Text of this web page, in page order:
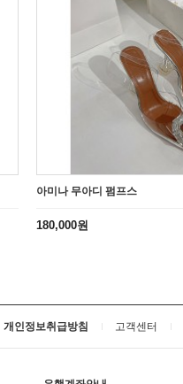
아미나 무아디 펌프스
180,000원
개인정보취급방침 고객센터